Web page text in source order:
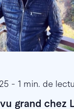
- 1 min. de
grand chez